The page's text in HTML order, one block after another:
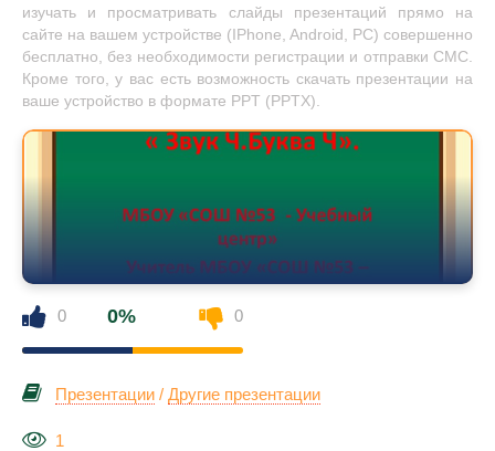
изучать и просматривать слайды презентаций прямо на
сайте на вашем устройстве (IPhone, Android, PC) совершенно
бесплатно, без необходимости регистрации и отправки СМС.
Кроме того, у вас есть возможность скачать презентации на
ваше устройство в формате PPT (PPTX).
0 0% 0
Презентации / Другие презентации
1